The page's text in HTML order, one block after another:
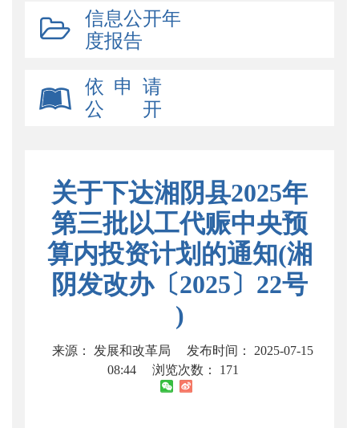
信息公开年
度报告
依 申 请
公 开
关于下达湘阴县2025年
第三批以工代赈中央预
算内投资计划的通知(湘
阴发改办〔2025〕22号
)
来源： 发展和改革局
发布时间： 2025-07-15
08:44
浏览次数： 171